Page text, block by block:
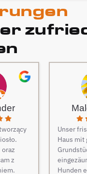
oraz
z
Unser
Haus mit
Hunden